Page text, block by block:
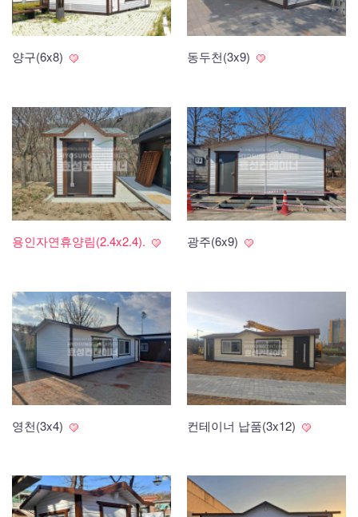
양구(6x8) 동두천(3x9)
용인자연휴양림(2.4x2.4). 광주(6x9)
영천(3x4) 컨테이너 납품(3x12)